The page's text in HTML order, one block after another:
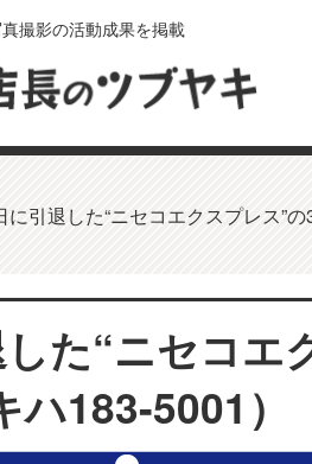
撮影の活動成果を掲載
に引退した“ニセコエクスプレス”の
た“ニセコエ
183-5001）